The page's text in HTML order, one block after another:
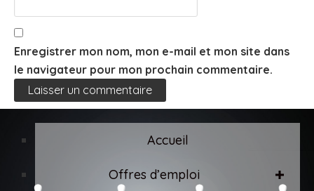
Enregistrer mon nom, mon e-mail et mon site dans
le navigateur pour mon prochain commentaire.
Accueil
Offres d’emploi